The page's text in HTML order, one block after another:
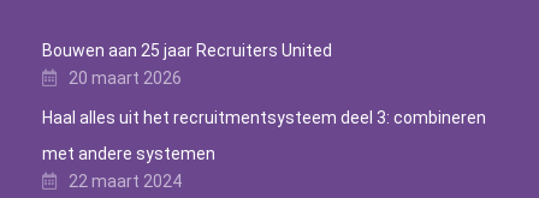
Bouwen aan 25 jaar Recruiters United
20 maart 2026
Haal alles uit het recruitmentsysteem deel 3: combineren
met andere systemen
22 maart 2024